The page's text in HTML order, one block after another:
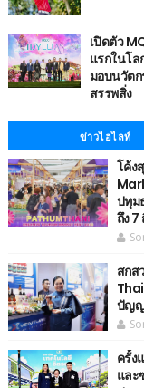
เปิดตัว
แรกในโล
มอบนวัต
สรรพสิ่ง
ข่าวไฮไลท์
โค้ง
ปทุม
ถึง
สกส
ปัญญ
ครั้ง
และ